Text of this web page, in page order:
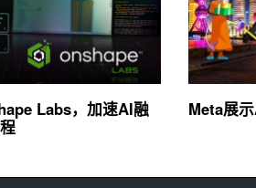
Labs，加速AI融
Meta展